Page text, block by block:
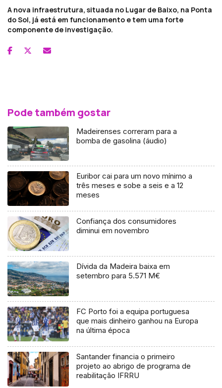
A nova infraestrutura, situada no Lugar de Baixo, na Ponta
do Sol, já está em funcionamento e tem uma forte
componente de investigação.
Pode também gostar
Madeirenses correram para a
bomba de gasolina (áudio)
Euribor cai para um novo mínimo a
três meses e sobe a seis e a 12
meses
Confiança dos consumidores
diminui em novembro
Dívida da Madeira baixa em
setembro para 5.571 M€
FC Porto foi a equipa portuguesa
que mais dinheiro ganhou na Europa
na última época
Santander financia o primeiro
projeto ao abrigo de programa de
reabilitação IFRRU